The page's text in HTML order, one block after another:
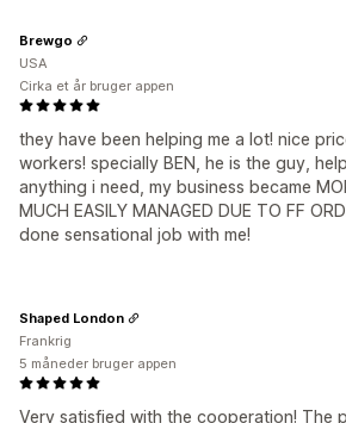
they have been helping me a lot! nice
workers! specially BEN, he is the guy,
anything i need, my business became
MUCH EASILY MANAGED DUE TO FF
done sensational job with me!
Brewgo
USA
Cirka et år bruger appen
Very satisfied with the cooperation! The
Shaped London
Frankrig
5 måneder bruger appen